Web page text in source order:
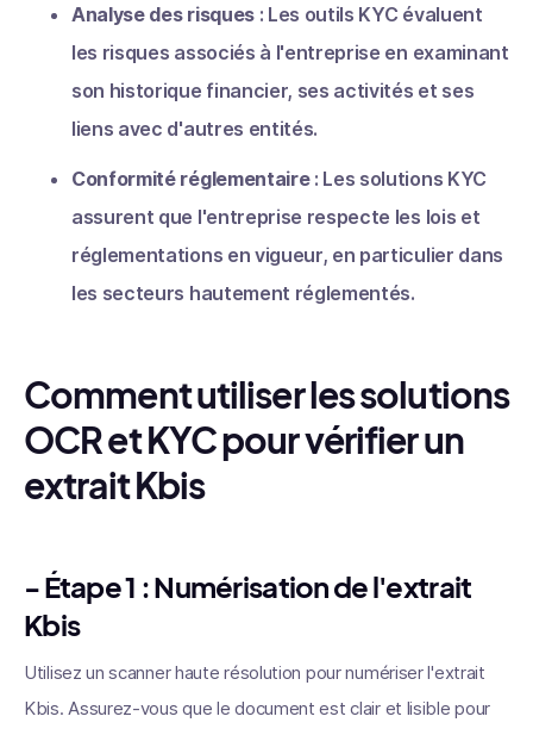
Analyse des risques: Les outils KYC évaluent
les risques associés à l'entreprise en examinant
son historique financier, ses activités et ses
liens avec d'autres entités.
Conformité réglementaire: Les solutions KYC
assurent que l'entreprise respecte les lois et
réglementations en vigueur, en particulier dans
les secteurs hautement réglementés.
Comment utiliser les solutions
OCR et KYC pour vérifier un
extrait Kbis
- Étape 1 :Numérisation de l'extrait
Kbis
Utilisez un scanner haute résolution pour numériser l'extrait
Kbis. Assurez-vous que le document est clair et lisible pour